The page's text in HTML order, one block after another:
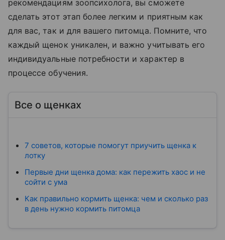
рекомендациям зоопсихолога, вы сможете
сделать этот этап более легким и приятным как
для вас, так и для вашего питомца. Помните, что
каждый щенок уникален, и важно учитывать его
индивидуальные потребности и характер в
процессе обучения.
Все о щенках
7 советов, которые помогут приучить щенка к
лотку
Первые дни щенка дома: как пережить хаос и не
сойти с ума
Как правильно кормить щенка: чем и сколько раз
в день нужно кормить питомца